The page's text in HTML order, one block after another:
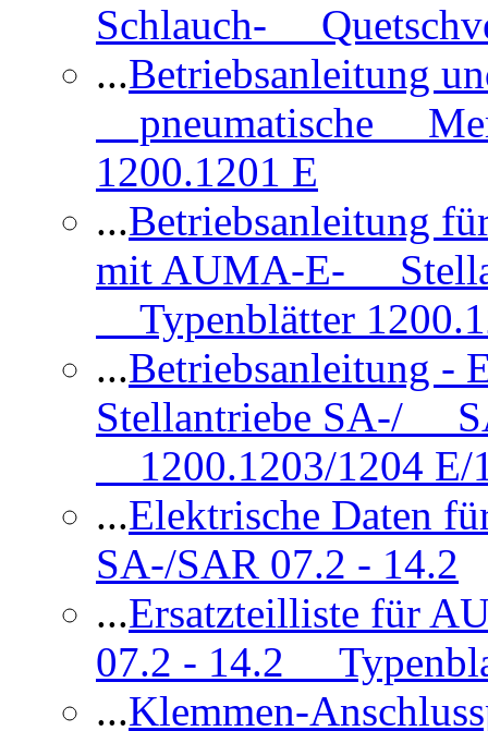
Schlauch-
...Betriebsanleitung
pneumatische
1200.1201 E
...Betriebsanleitung
mit AUMA-E-
Typenblätter
...Betriebsanleitung
Stellantriebe SA-/
1200.1203/1204 E/
...Elektrische Daten
SA-/SAR 07.2 - 14.2
...Ersatzteilliste für
07.2 - 14.2
...Klemmen-